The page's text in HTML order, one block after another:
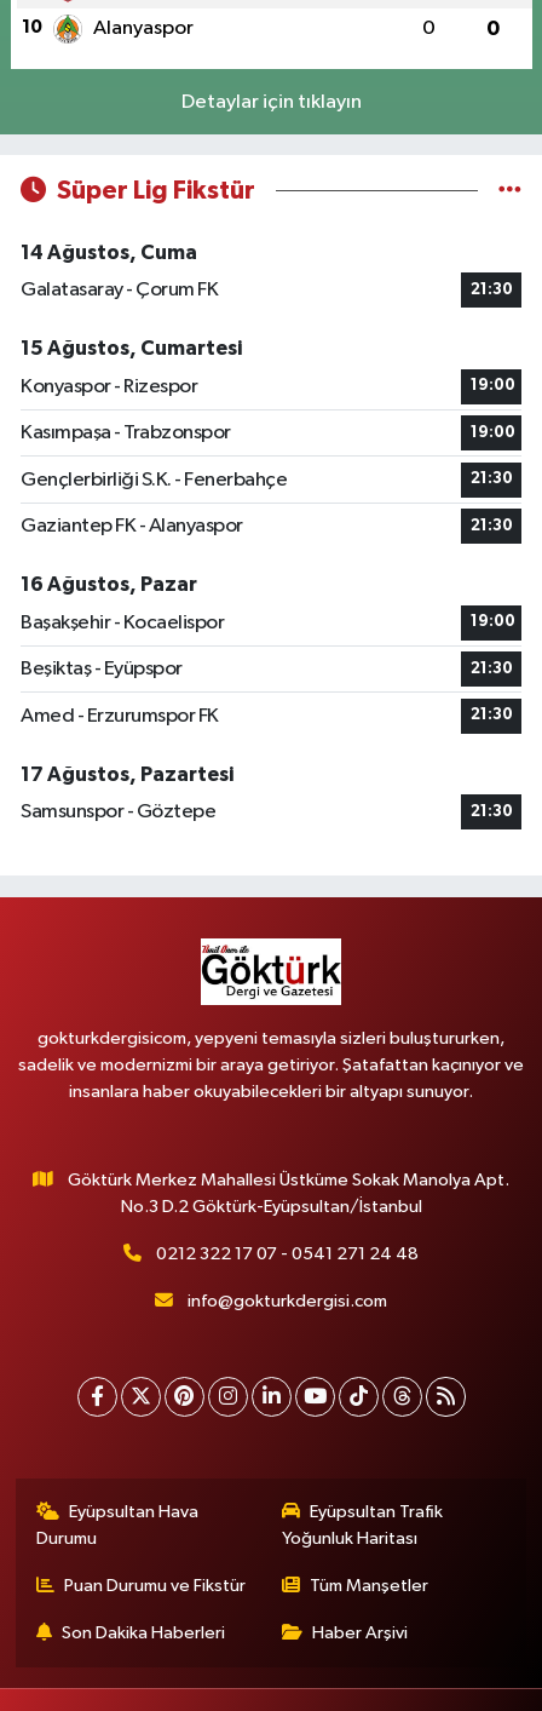
10 Alanyaspor 0 0
Detaylar için tıklayın
Süper Lig Fikstür
14 Ağustos, Cuma
Galatasaray - Çorum FK
21:30
15 Ağustos, Cumartesi
Konyaspor - Rizespor
19:00
Kasımpaşa - Trabzonspor 19:00
Gençlerbirliği S.K. - Fenerbahçe 21:30
Gaziantep FK - Alanyaspor 21:30
16 Ağustos, Pazar
Başakşehir - Kocaelispor
19:00
Beşiktaş - Eyüpspor 21:30
Amed - Erzurumspor FK 21:30
17 Ağustos, Pazartesi
Samsunspor - Göztepe
21:30
gokturkdergisicom, yepyeni temasıyla sizleri buluştururken,
sadelik ve modernizmi bir araya getiriyor. Şatafattan kaçınıyor ve
insanlara haber okuyabilecekleri bir altyapı sunuyor.
Göktürk Merkez Mahallesi Üstküme Sokak Manolya Apt.
No.3 D.2 Göktürk-Eyüpsultan/İstanbul
0212 322 17 07 - 0541 271 24 48
info@gokturkdergisi.com
Eyüpsultan Hava
Durumu
Eyüpsultan Trafik
Yoğunluk Haritası
Puan Durumu ve Fikstür Tüm Manşetler
Son Dakika Haberleri Haber Arşivi